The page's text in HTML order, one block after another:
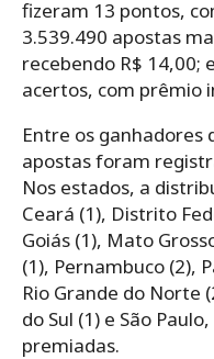
fizeram 13 pontos,
3.539.490 apostas
recebendo R$ 14,00;
acertos, com prêmio
Entre os ganhadores
apostas foram
Nos estados, a
Ceará (1), Distrito
Goiás (1), Mato
(1), Pernambuco (2),
Rio Grande do Norte
do Sul (1) e São
premiadas.